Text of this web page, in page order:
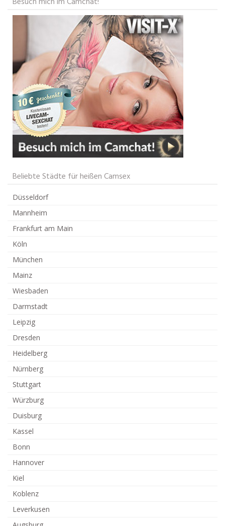
Beliebte Städte für heißen Camsex
Düsseldorf
Mannheim
Frankfurt am Main
Köln
München
Mainz
Wiesbaden
Darmstadt
Leipzig
Dresden
Heidelberg
Nürnberg
Stuttgart
Würzburg
Duisburg
Kassel
Bonn
Hannover
Kiel
Koblenz
Leverkusen